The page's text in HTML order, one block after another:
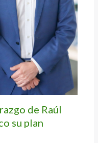
de Raúl
su plan